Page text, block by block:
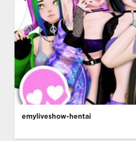
emyliveshow-hentai